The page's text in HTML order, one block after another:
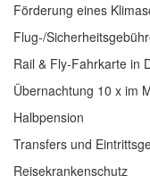
Förderung eines
Flug-/
Rail & Fly-Fahrkarte in
Übernachtung 10 x im
Halbpension
Transfers und
Reisekrankenschutz